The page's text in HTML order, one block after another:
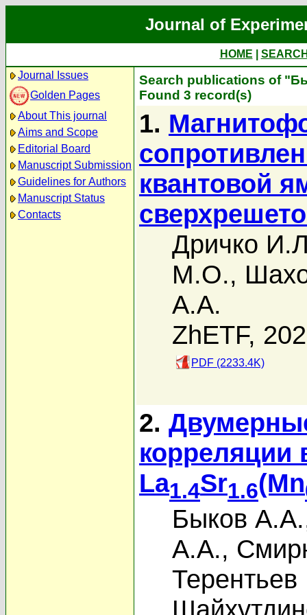
Journal of
HOME
Journal Issues
Golden Pages
About This journal
Aims and Scope
Editorial Board
Manuscript Submission
Guidelines for Authors
Manuscript Status
Contacts
Search publications of
Found 3 record(s)
1.
квантовой
Дричко
М.О.,
А.А.
ZhETF,
PDF (2233.4K)
2.
корреляции
La1.4Sr1.6(Mn
Быков А.А.
А.А.,